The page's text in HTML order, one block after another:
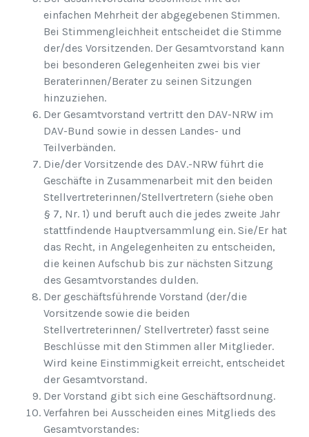
einfachen Mehrheit der abgegebenen Stimmen.
Bei Stimmengleichheit entscheidet die Stimme
der/des Vorsitzenden. Der Gesamtvorstand kann
bei besonderen Gelegenheiten zwei bis vier
Beraterinnen/Berater zu seinen Sitzungen
hinzuziehen.
Der Gesamtvorstand vertritt den DAV-NRW im
DAV-Bund sowie in dessen Landes- und
Teilverbänden.
Die/der Vorsitzende des DAV.-NRW führt die
Geschäfte in Zusammenarbeit mit den beiden
Stellvertreterinnen/Stellvertretern (siehe oben
§ 7, Nr. 1) und beruft auch die jedes zweite Jahr
stattfindende Hauptversammlung ein. Sie/Er hat
das Recht, in Angelegenheiten zu entscheiden,
die keinen Aufschub bis zur nächsten Sitzung
des Gesamtvorstandes dulden.
Der geschäftsführende Vorstand (der/die
Vorsitzende sowie die beiden
Stellvertreterinnen/ Stellvertreter) fasst seine
Beschlüsse mit den Stimmen aller Mitglieder.
Wird keine Einstimmigkeit erreicht, entscheidet
der Gesamtvorstand.
Der Vorstand gibt sich eine Geschäftsordnung.
Verfahren bei Ausscheiden eines Mitglieds des
Gesamtvorstandes: